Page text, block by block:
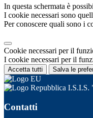
In questa schermata è
I cookie necessari sono
Per conoscere quali sono i
Cookie necessari per il
I cookie necessari per il
Accetta tutti Salva le
I.S.I.S.
Contatti